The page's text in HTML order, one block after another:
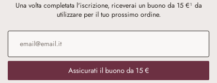
Una volta completata l'iscrizione, riceverai un buono da 15 €¹ da
utilizzare per il tuo prossimo ordine.
Indirizzo e-mail
Assicurati il buono da 15 €